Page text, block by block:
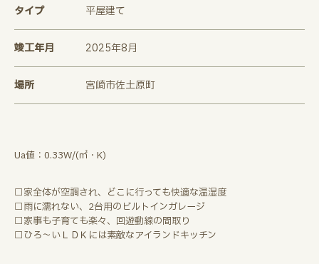
タイプ 平屋建て
竣工年月 2025年8月
場所 宮崎市佐土原町
Ua値：0.33W/(㎡・K)
▢家全体が空調され、どこに行っても快適な温湿度
▢雨に濡れない、2台用のビルトインガレージ
▢家事も子育ても楽々、回遊動線の間取り
▢ひろ～いＬＤＫには素敵なアイランドキッチン